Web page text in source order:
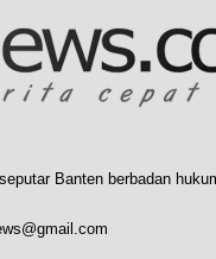
Banten berbadan